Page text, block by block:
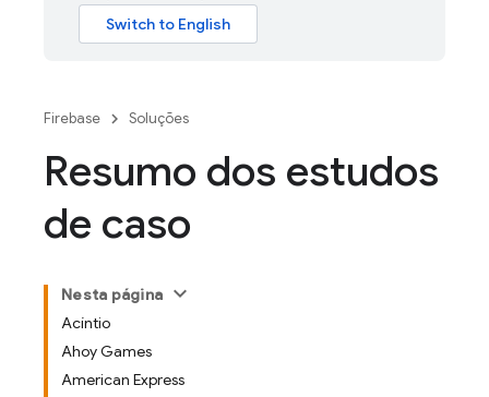
Firebase Soluções
Resumo dos estudos
de caso
Nesta página
Acíntio
Ahoy Games
American Express